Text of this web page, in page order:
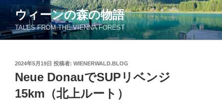
テ
ン
ウィーンの森の物語
TALES FROM THE VIENNA FOREST
投
稿
日:
2024年5月19日 投稿者: WIENERWALD.BLOG
Neue DonauでSUPリベンジ
15km（北上ルート）